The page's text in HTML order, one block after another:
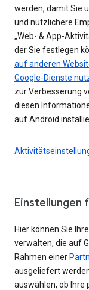
werden, damit Sie
und nützlichere
„Web- & App-
der Sie festlegen
auf anderen
Google-Dienste
zur Verbesserung
diesen
auf Android
Einstellungen
Hier können Sie
verwalten, die auf
Rahmen einer
ausgeliefert
auswählen, ob